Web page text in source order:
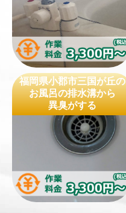
福岡県小郡市三国が丘の
お風呂の排水溝から
異臭がする